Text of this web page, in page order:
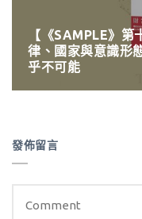
【《SAMPLE》
律、國家與意識形
乎不可能
發佈留言